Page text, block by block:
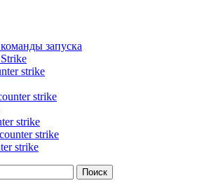
запуска
strike
strike
strike
strike
strike